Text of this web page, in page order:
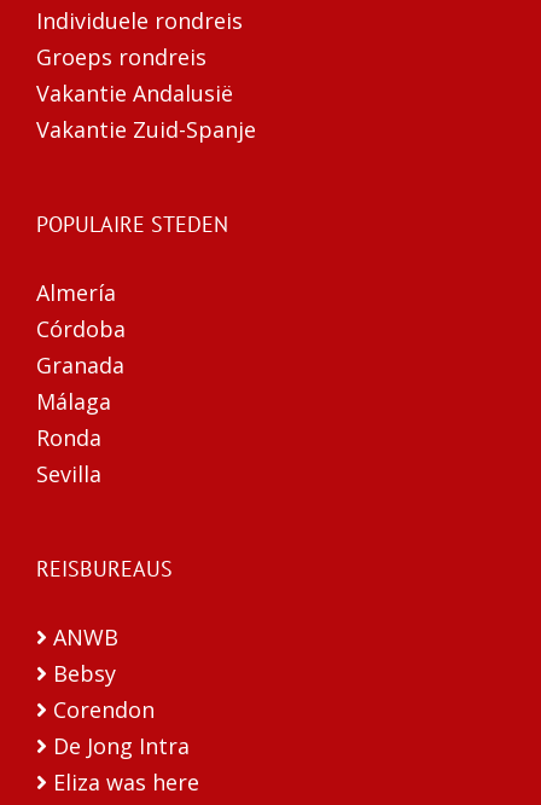
Individuele rondreis
Groeps rondreis
Vakantie Andalusië
Vakantie Zuid-Spanje
POPULAIRE STEDEN
Almería
Córdoba
Granada
Málaga
Ronda
Sevilla
REISBUREAUS
ANWB
Bebsy
Corendon
De Jong Intra
Eliza was here